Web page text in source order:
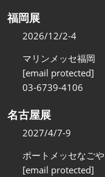
福岡展
2026/12/2-4
マリンメッセ福岡
[email protected]
03-6739-4106
名古屋展
2027/4/7-9
ポートメッセなごや
[email protected]